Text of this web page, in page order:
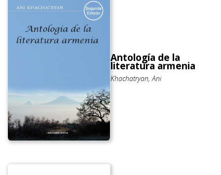
Antología de la
literatura armenia
Khachatryan, Ani